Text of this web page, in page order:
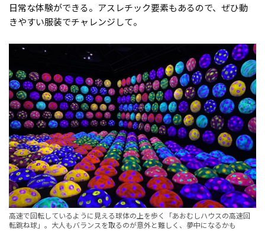
日常な体験ができる。アスレチック要素もあるので、ぜひ動
きやすい服装でチャレンジして。
高速で回転しているように見える球体の上を歩く「あおむしハウスの高速回
転跳ね球」。大人もバランスを取るのが意外と難しく、夢中になるかも